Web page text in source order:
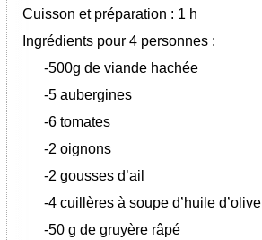
Cuisson et préparation : 1 h
Ingrédients pour 4 personnes :
-500g de viande hachée
-5 aubergines
-6 tomates
-2 oignons
-2 gousses d’ail
-4 cuillères à soupe d’huile d’olive
-50 g de gruyère râpé